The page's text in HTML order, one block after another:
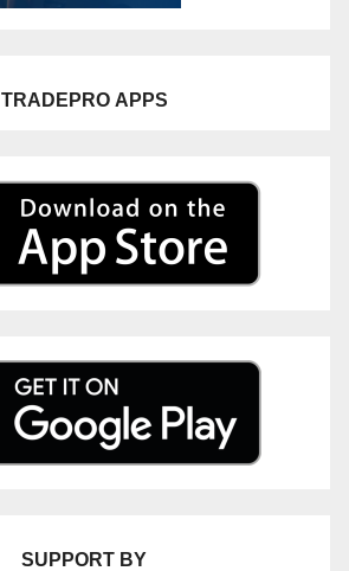
TRADEPRO APPS
SUPPORT BY